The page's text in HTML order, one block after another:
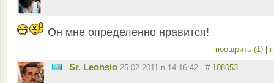
Он мне определенно нравится!
поощрить (1)
Sr. Leonsio 25.02.2011 в 14:16:42 # 108053